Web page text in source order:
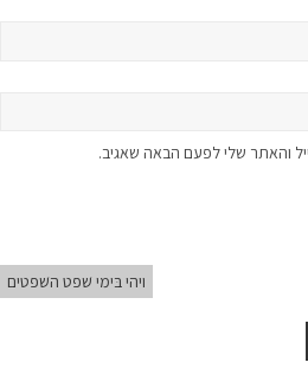
והאתר שלי לפעם הבאה שאגיב.
ויהי בּימי שׁפט השׁפטים